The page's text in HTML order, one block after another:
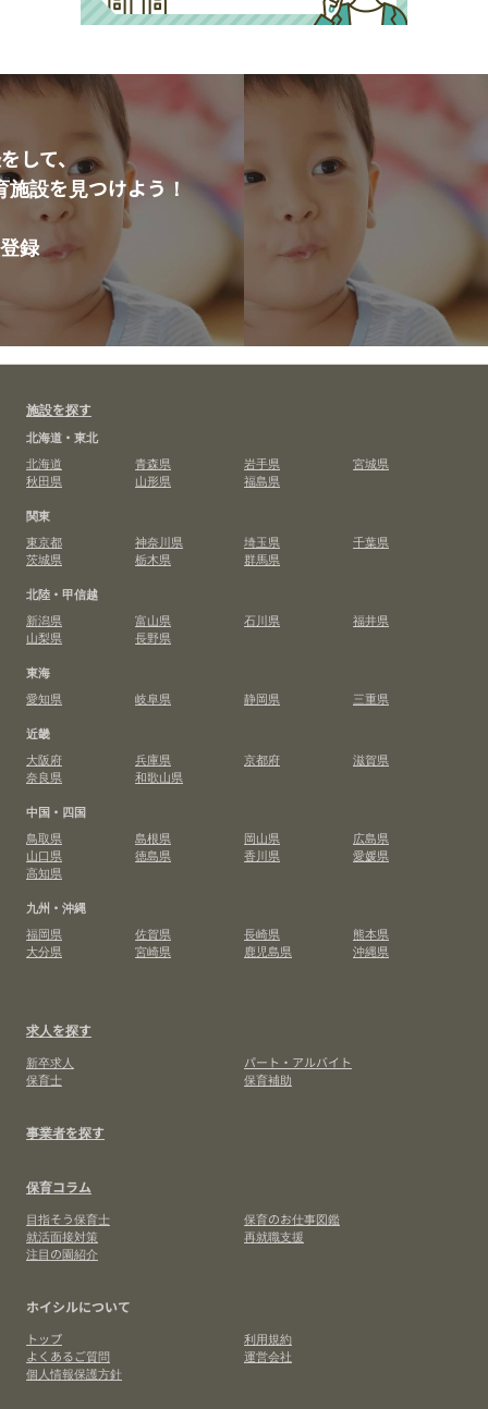
して、
設を見つけよう！
録
施設を探す
北海道・東北
北海道
青森県 岩手県
宮城県
秋田県
山形県
福島県
関東
東京都
神奈川県 埼玉県
千葉県
茨城県
栃木県
群馬県
北陸・甲信越
新潟県
富山県 石川県
福井県
山梨県
長野県
東海
愛知県
岐阜県 静岡県
三重県
近畿
大阪府
兵庫県 京都府
滋賀県
奈良県
和歌山県
中国・四国
鳥取県
島根県 岡山県
広島県
山口県
徳島県 香川県
愛媛県
高知県
九州・沖縄
福岡県
佐賀県 長崎県
熊本県
大分県
宮崎県 鹿児島県 沖縄県
求人を探す
新卒求人
パート・アルバイト
保育士
保育補助
事業者を探す
保育コラム
目指そう保育士
保育のお仕事図鑑
就活面接対策
再就職支援
注目の園紹介
ホイシルについて
トップ
利用規約
よくあるご質問
運営会社
個人情報保護方針